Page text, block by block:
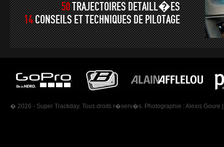
50TRAJECTOIRES DETAILL�ES
14CONSEILS ET TECHNIQUES DE PILOTAGE
� 2026 - Super Trackday. Tous droits r�serv�s. Photographie : Alexis Goure